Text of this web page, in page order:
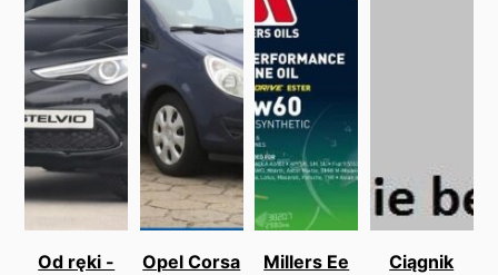
Od ręki -
Opel Corsa
Millers Ee
Ciągnik